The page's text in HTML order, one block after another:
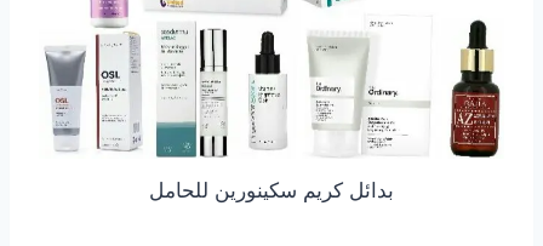
بدائل كريم سكينورين للحامل